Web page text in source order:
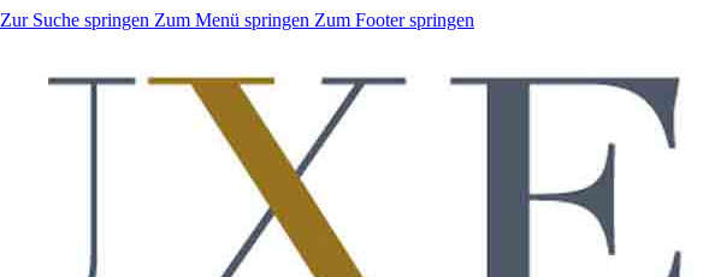
Zur Suche springen Zum Menü springen Zum Footer springen